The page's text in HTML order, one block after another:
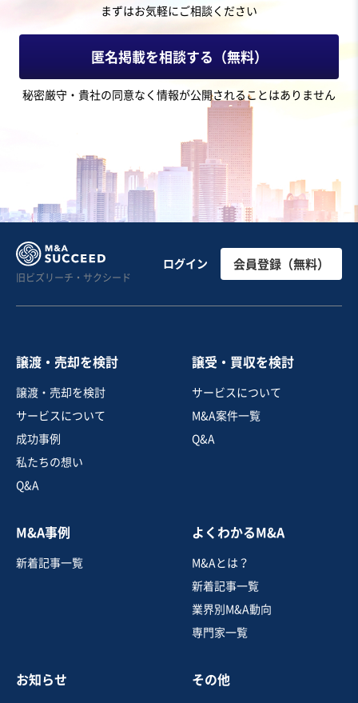
地域
関東地方
売上高
1,000万円以下
その他飲食店（自社ブランド）
飲食料品小売
お気に入り
製造・卸売業（飲食料品）
【EBITDA7億以上】水産物卸売業／関東エリア／売上10
0億円規模
地域
関東地方
従業員数
21名〜50名
【自社工場/老舗企業】大豆製品製造業
短期回収可能 +1
売却希望金額
まずはお気軽にご相談ください
匿名掲載を相談する（無料）
秘密厳守・貴社の同意なく情報が公開されることはありません
旧ビズリーチ・サクシード
ログイン 会員登録（無料）
譲渡・売却を検討
譲渡・売却を検討
サービスについて
成功事例
私たちの想い
Q&A
譲受・買収を検討
サービスについて
M&A案件一覧
Q&A
M&A事例
新着記事一覧
よくわかるM&A
M&Aとは？
新着記事一覧
業界別M&A動向
専門家一覧
お知らせ その他